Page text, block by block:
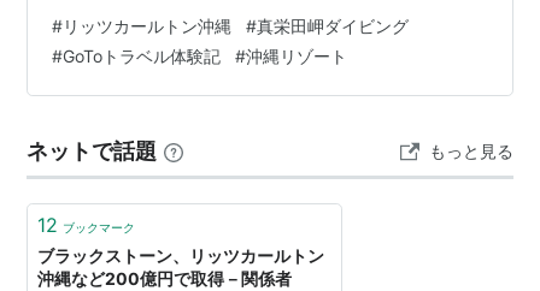
が、GoToキャンペーンの力でリッツ・カールトンに泊ま
ってみた——。航空券・ホテル2泊・レンタカーがセット
で1人43,000円という破格の体験記です。ダイビング、
まで、贅沢リゾートの全貌をお届けします。 2泊3日…
#リッツカールトン沖縄 #真栄田岬ダイビング
#GoToトラベル体験記 #沖縄リゾート
ネットで話題 もっと見る
12 ブックマーク
ブラックストーン、リッツカールトン
沖縄など200億円で取得－関係者